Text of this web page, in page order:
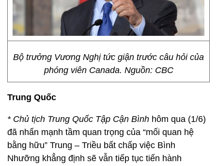
Bộ trưởng Vương Nghị tức giận trước câu hỏi của
phóng viên Canada. Nguồn: CBC
Trung Quốc
* Chủ tịch Trung Quốc Tập Cận Bình hôm qua (1/6)
đã nhấn mạnh tầm quan trọng của “mối quan hệ
bằng hữu” Trung – Triều bất chấp việc Bình
Nhưỡng khẳng định sẽ vẫn tiếp tục tiến hành